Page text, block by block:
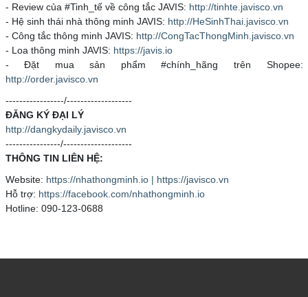
- Review của #Tinh_tế về công tắc JAVIS: http://tinhte.javisco.vn
- Hệ sinh thái nhà thông minh JAVIS: http://HeSinhThai.javisco.vn
- Công tắc thông minh JAVIS: http://CongTacThongMinh.javisco.vn
- Loa thông minh JAVIS: https://javis.io
- Đặt mua sản phẩm #chính_hãng trên Shopee:
http://order.javisco.vn
-----------------/-------------------
ĐĂNG KÝ ĐẠI LÝ
http://dangkydaily.javisco.vn
----------------/--------------------
THÔNG TIN LIÊN HỆ:
Website: https://nhathongminh.io | https://javisco.vn
Hỗ trợ: https://facebook.com/nhathongminh.io
Hotline: 090-123-0688